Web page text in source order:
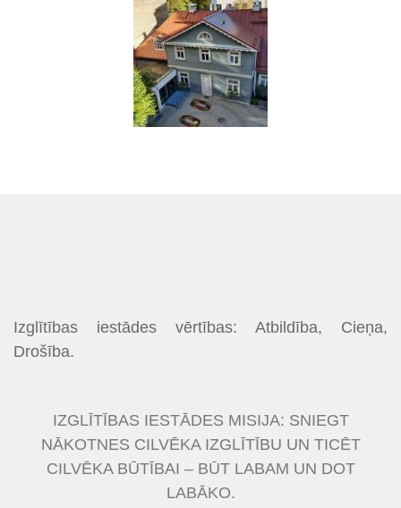
Izglītības iestādes vērtības: Atbildība, Cieņa,
Drošība.
IZGLĪTĪBAS IESTĀDES MISIJA: SNIEGT
NĀKOTNES CILVĒKA IZGLĪTĪBU UN TICĒT
CILVĒKA BŪTĪBAI – BŪT LABAM UN DOT
LABĀKO.